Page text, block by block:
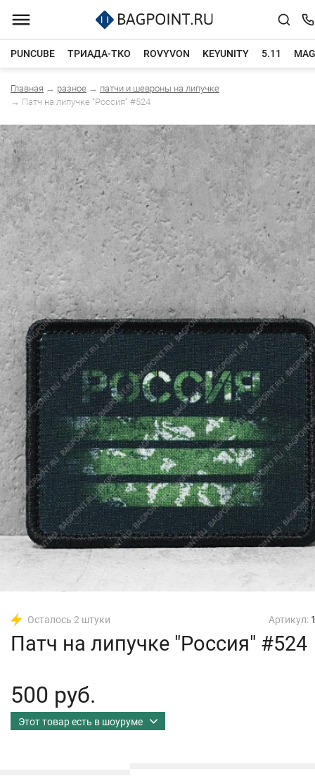
PUNCUBE ТРИАДА-ТКО ROVYVON KEYUNITY 5.11
Каталог товаров
Главная → разное → патчи и шевроны на липучке
→ Патч на липучке "Россия" #524
Осталось 2 штуки Артикул:
Патч на липучке "Россия" #524
500 руб.
Этот товар есть в шоуруме